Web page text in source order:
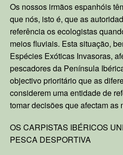
Os nossos irmãos espanhóis
que nós, isto é, que as
referência os ecologistas
meios fluviais. Esta situação,
Espécies Exóticas Invasoras,
pescadores da Península
objectivo prioritário que as
considerem uma entidade de
tomar decisões que afectam as
OS CARPISTAS IBÉRICOS
PESCA DESPORTIVA